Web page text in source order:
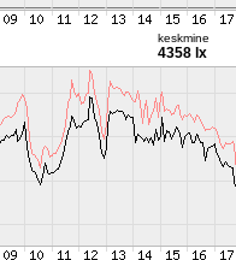
keskmine
4358 lx